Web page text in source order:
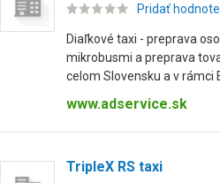
Pridať
Diaľkové taxi - preprava
mikrobusmi a preprava
celom Slovensku a v rámci
www.adservice.sk
TripleX RS taxi